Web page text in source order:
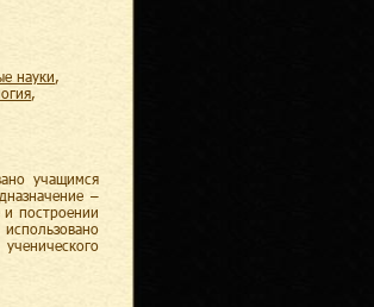
науки
учащимся
–
построении